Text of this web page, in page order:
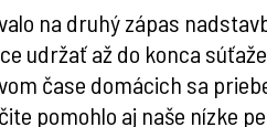
na druhý zápas
udržať až do konca
čase domácich sa
pomohlo aj naše nízke